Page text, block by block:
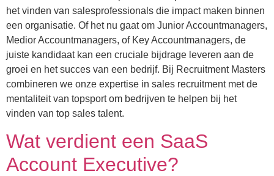
het vinden van salesprofessionals die impact maken binnen
een organisatie. Of het nu gaat om Junior Accountmanagers,
Medior Accountmanagers, of Key Accountmanagers, de
juiste kandidaat kan een cruciale bijdrage leveren aan de
groei en het succes van een bedrijf. Bij Recruitment Masters
combineren we onze expertise in sales recruitment met de
mentaliteit van topsport om bedrijven te helpen bij het
vinden van top sales talent.
Wat verdient een SaaS
Account Executive?